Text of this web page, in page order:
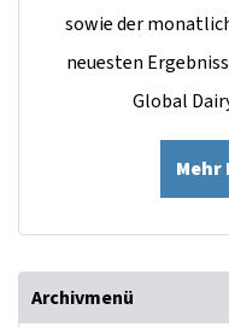
sowie der
neuesten
Global
Archivmenü